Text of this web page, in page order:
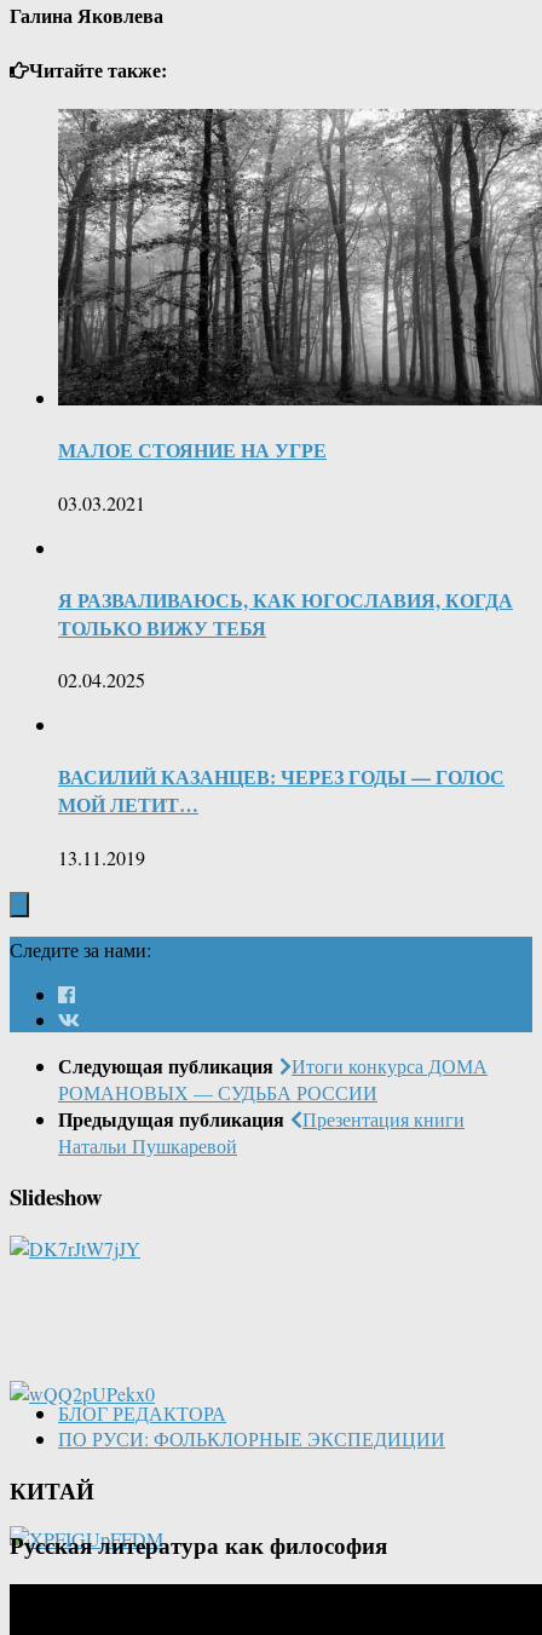
Галина Яковлева
Читайте также:
МАЛОЕ СТОЯНИЕ НА УГРЕ
03.03.2021
Я РАЗВАЛИВАЮСЬ, КАК ЮГОСЛАВИЯ, КОГДА
ТОЛЬКО ВИЖУ ТЕБЯ
02.04.2025
ВАСИЛИЙ КАЗАНЦЕВ: ЧЕРЕЗ ГОДЫ — ГОЛОС
МОЙ ЛЕТИТ…
13.11.2019
Следите за нами:
Следующая публикация
Итоги конкурса ДОМА
РОМАНОВЫХ — СУДЬБА РОССИИ
Предыдущая публикация
Презентация книги
Натальи Пушкаревой
Slideshow
БЛОГ РЕДАКТОРА
ПО РУСИ: ФОЛЬКЛОРНЫЕ ЭКСПЕДИЦИИ
КИТАЙ
Русская литература как философия